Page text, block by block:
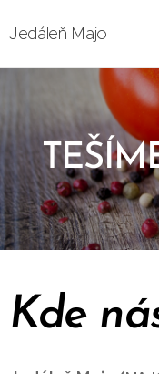
Jedáleň Majo
Kde